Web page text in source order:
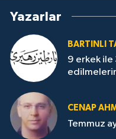
Yazarlar
BARTINLI
9 erkek ile
CENAP
Temmuz